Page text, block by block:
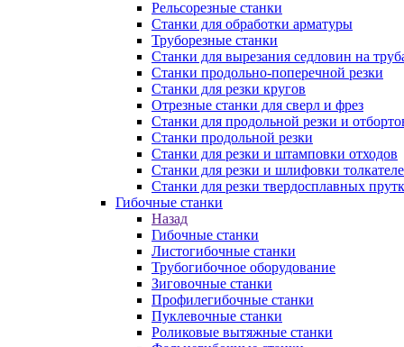
Рельсорезные станки
Станки для обработки арматуры
Труборезные станки
Станки для вырезания седловин на
Станки продольно-поперечной резки
Станки для резки кругов
Отрезные станки для сверл и фрез
Станки для продольной резки и
Станки продольной резки
Станки для резки и штамповки отходов
Станки для резки и шлифовки
Станки для резки твердосплавных
Гибочные станки
Назад
Гибочные станки
Листогибочные станки
Трубогибочное оборудование
Зиговочные станки
Профилегибочные станки
Пуклевочные станки
Роликовые вытяжные станки